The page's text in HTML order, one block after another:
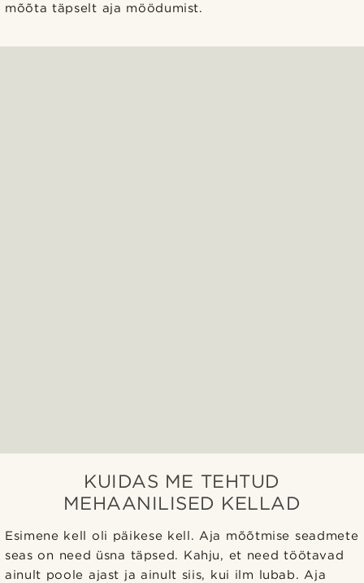
mõõta täpselt aja möödumist.
KUIDAS ME TEHTUD
MEHAANILISED KELLAD
Esimene kell oli päikese kell. Aja mõõtmise seadmete
seas on need üsna täpsed. Kahju, et need töötavad
ainult poole ajast ja ainult siis, kui ilm lubab. Aja